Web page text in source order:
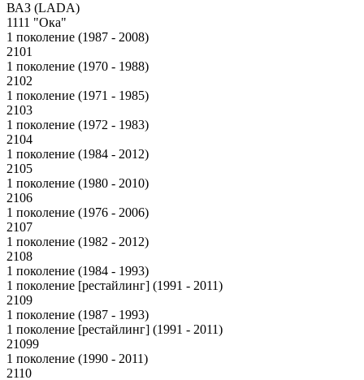
ВАЗ (LADA)
1111 "Ока"
1 поколение (1987 - 2008)
2101
1 поколение (1970 - 1988)
2102
1 поколение (1971 - 1985)
2103
1 поколение (1972 - 1983)
2104
1 поколение (1984 - 2012)
2105
1 поколение (1980 - 2010)
2106
1 поколение (1976 - 2006)
2107
1 поколение (1982 - 2012)
2108
1 поколение (1984 - 1993)
1 поколение [рестайлинг] (1991 - 2011)
2109
1 поколение (1987 - 1993)
1 поколение [рестайлинг] (1991 - 2011)
21099
1 поколение (1990 - 2011)
2110